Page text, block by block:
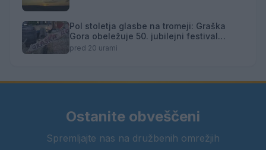
Pol stoletja glasbe na tromeji: Graška
Gora obeležuje 50. jubilejni festival
narodno-zabavne glasbe
pred 20 urami
Ostanite obveščeni
Spremljajte nas na družbenih omrežjih